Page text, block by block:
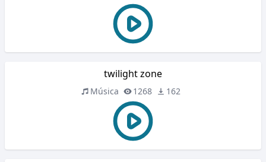
twilight zone
Música 1268 162